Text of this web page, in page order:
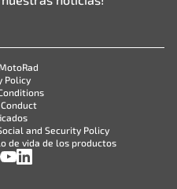
Policy
and Security Policy
de vida de los productos